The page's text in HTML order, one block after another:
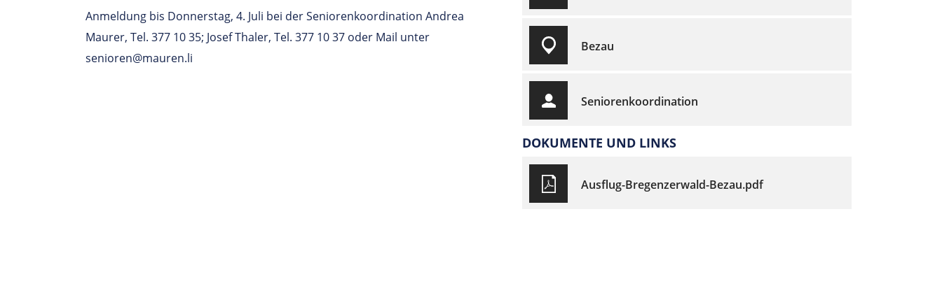
Anmeldung bis Donnerstag, 4. Juli bei der Seniorenkoordination Andrea
Maurer, Tel. 377 10 35; Josef Thaler, Tel. 377 10 37 oder Mail unter
senioren@mauren.li
Bezau
Seniorenkoordination
DOKUMENTE UND LINKS
Ausflug-Bregenzerwald-Bezau.pdf